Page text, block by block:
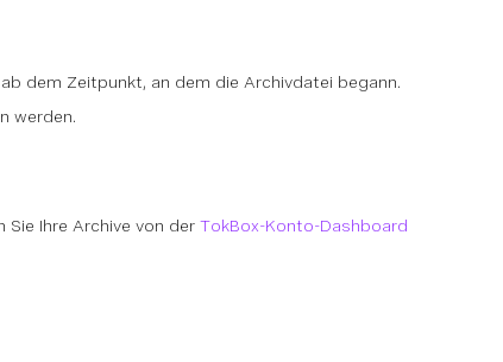
ab dem Zeitpunkt, an dem die Archivdatei begann.
werden.
Sie Ihre Archive von der TokBox-Konto-Dashboard